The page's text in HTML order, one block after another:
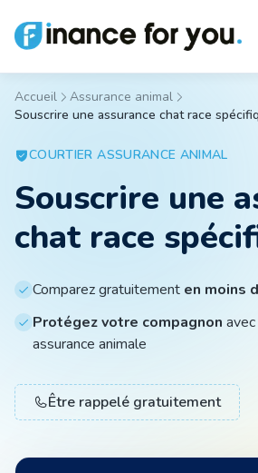
Mutuelle
Emprunteur
Moto
Habitation
Animal
Accueil
Assurance animal
Souscrire une assurance chat race
COURTIERASSURANCE ANIMAL
Souscrire une
chat race
Comparez gratuitement en moins
Protégez votre compagnon
assurance animale
Être rappelé gratuitement